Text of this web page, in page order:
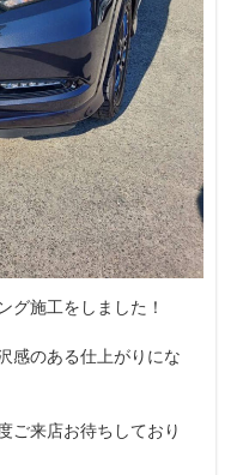
グ施工をしました！
感のある仕上がりにな
ご来店お待ちしており